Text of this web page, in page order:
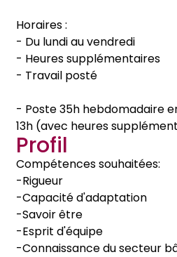
Horaires :
- Du lundi au vendredi
- Heures supplémentaires
- Travail posté
- Poste 35h hebdomadaire
13h (avec heures
Profil
Compétences souhaitées:
-Rigueur
-Capacité d'adaptation
-Savoir être
-Esprit d'équipe
-Connaissance du secteur